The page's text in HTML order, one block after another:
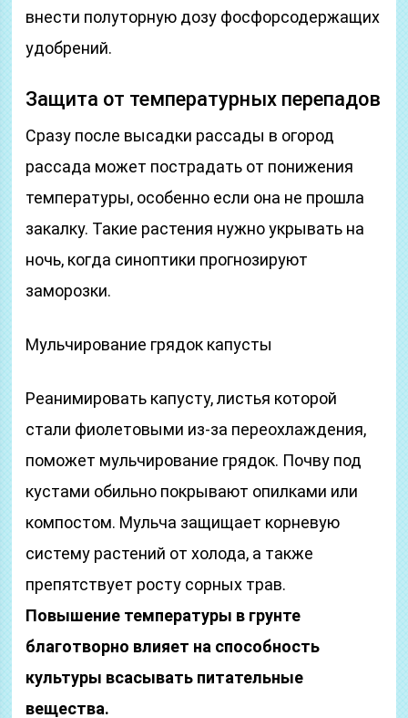
внести полуторную дозу фосфорсодержащих
удобрений.
Защита от температурных перепадов
Сразу после высадки рассады в огород
рассада может пострадать от понижения
температуры, особенно если она не прошла
закалку. Такие растения нужно укрывать на
ночь, когда синоптики прогнозируют
заморозки.
Мульчирование грядок капусты
Реанимировать капусту, листья которой
стали фиолетовыми из-за переохлаждения,
поможет мульчирование грядок. Почву под
кустами обильно покрывают опилками или
компостом. Мульча защищает корневую
систему растений от холода, а также
препятствует росту сорных трав.
Повышение температуры в грунте
благотворно влияет на способность
культуры всасывать питательные
вещества.